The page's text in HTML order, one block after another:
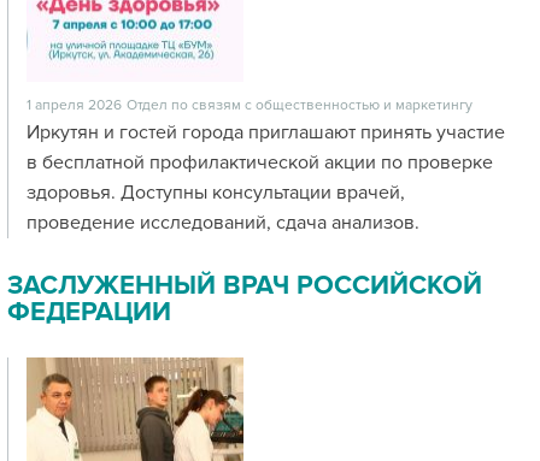
1 апреля 2026 Отдел по связям с общественностью и маркетингу
Иркутян и гостей города приглашают принять участие
в бесплатной профилактической акции по проверке
здоровья. Доступны консультации врачей,
проведение исследований, сдача анализов.
ЗАСЛУЖЕННЫЙ ВРАЧ РОССИЙСКОЙ
ФЕДЕРАЦИИ